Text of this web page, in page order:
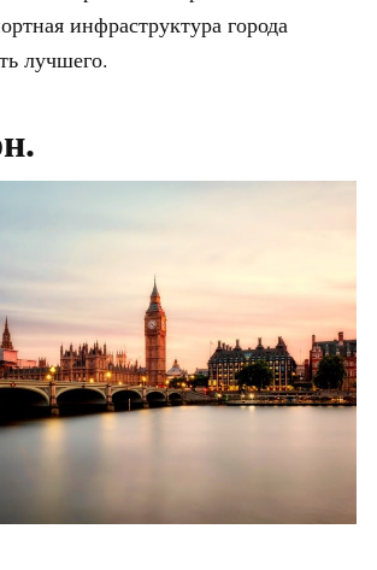
инфраструктура города
лучшего.